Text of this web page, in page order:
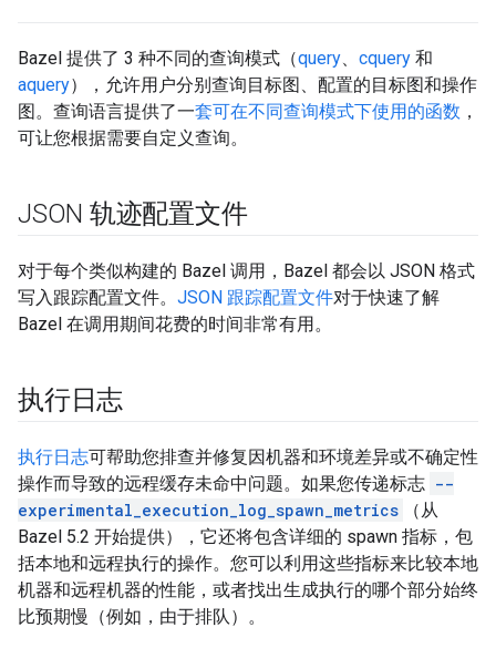
Bazel 提供了 3 种不同的查询模式（query、 cquery 和
aquery），允许用户分别查询目标图、配置的目标图和操作
图。查询语言提供了一套可在不同查询模式下使用的函数 ，
可让您根据需要自定义查询。
JSON 轨迹配置文件
对于每个类似构建的 Bazel 调用，Bazel 都会以 JSON 格式
写入跟踪配置文件。 JSON 跟踪配置文件对于快速了解
Bazel 在调用期间花费的时间非常有用。
执行日志
执行日志可帮助您排查并修复因机器和环境差异或不确定性
操作而导致的远程缓存未命中问题。如果您传递标志 --
experimental_execution_log_spawn_metrics
（从
Bazel 5.2 开始提供），它还将包含详细的 spawn 指标，包
括本地和远程执行的操作。您可以利用这些指标来比较本地
机器和远程机器的性能，或者找出生成执行的哪个部分始终
比预期慢（例如，由于排队）。